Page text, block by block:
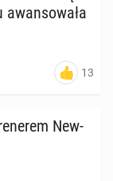
13
New­